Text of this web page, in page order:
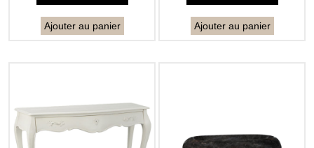
Ajouter au panier Ajouter au panier